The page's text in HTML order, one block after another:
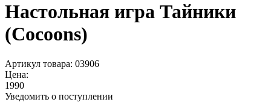
Настольная игра Тайники
(Cocoons)
Артикул товара: 03906
Цена:
1990
Уведомить о поступлении